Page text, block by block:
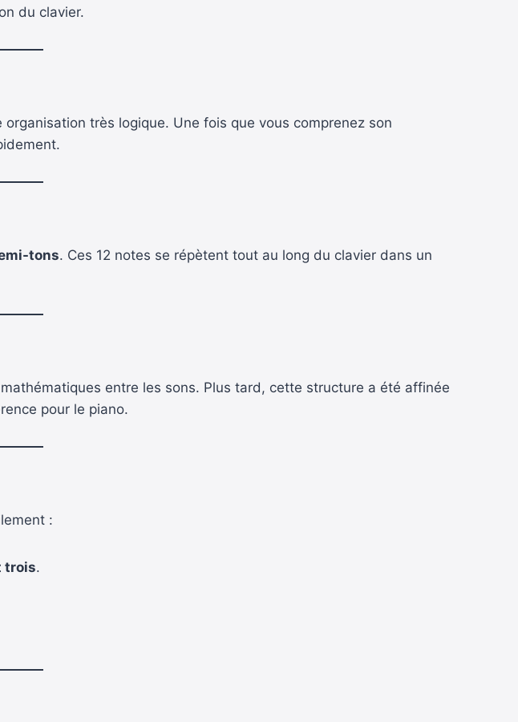
du clavier.
très logique. Une fois que vous comprenez son
tons. Ces 12 notes se répètent tout au long du clavier dans un
entre les sons. Plus tard, cette structure a été affinée
pour le piano.
:
trois.